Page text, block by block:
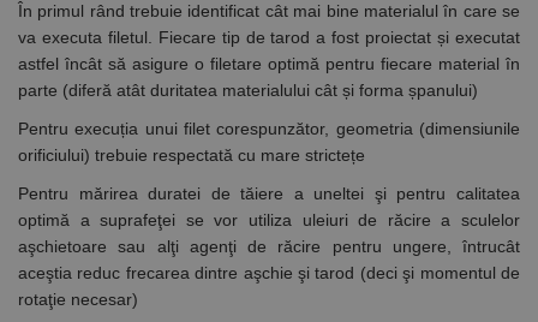
În primul rând trebuie identificat cât mai bine materialul în care se
va executa filetul. Fiecare tip de tarod a fost proiectat și executat
astfel încât să asigure o filetare optimă pentru fiecare material în
parte (diferă atât duritatea materialului cât și forma șpanului)
Pentru execuția unui filet corespunzător, geometria (dimensiunile
orificiului) trebuie respectată cu mare strictețe
Pentru mărirea duratei de tăiere a uneltei şi pentru calitatea
optimă a suprafeţei se vor utiliza uleiuri de răcire a sculelor
aşchietoare sau alţi agenţi de răcire pentru ungere, întrucât
aceştia reduc frecarea dintre aşchie şi tarod (deci şi momentul de
rotaţie necesar)
Nume
Furnizor
/
Expirare Descriere
_ga
Google
.rocast.ro
2 ani
Acest nume
de cookie
este asociat
cu Google
care este o
actualizare
semnificativă
a serviciului
de analiză
Google cel
mai frecvent
Nume
Furnizor /
Domeniu
Expirare Descriere
uuid
MediaMath Inc.
6 luni 1
zi
Acest
cookie este
utilizat
pentru a
publicitară
prin
colectarea
vizitatorilor
de pe mai
multe site-
PrestaShop-
[abcdef0123456789]
{32}
.www.rocast.ro
11 ani 5
luni
sib_cuid .www.rocast.ro
6 luni 1